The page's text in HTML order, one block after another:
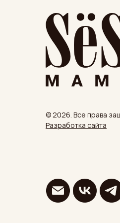
© 2026. Все права
Разработка сайта